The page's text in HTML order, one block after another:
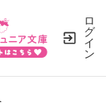
ロ
グ
イ
ン